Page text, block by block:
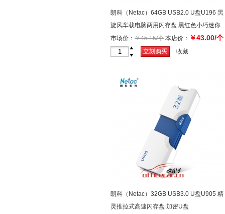
朗科（Netac）64GB USB2.0 U盘U196 黑
旋风车载电脑两用闪存盘 黑红色小巧迷你
加密U盘
市场价： ￥45.15/个 本店价： ￥43.00/个
-
立刻购买 收藏
朗科（Netac）32GB USB3.0 U盘U905 精
灵推拉式高速闪存盘 加密U盘